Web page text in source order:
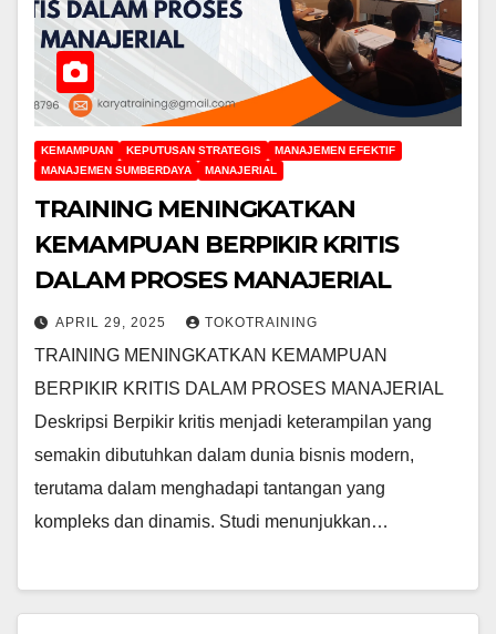
KEMAMPUAN KEPUTUSAN STRATEGIS
MANAJEMEN EFEKTIF
MANAJEMEN SUMBERDAYA
MANAJERIAL
TRAINING MENINGKATKAN
KEMAMPUAN BERPIKIR KRITIS
DALAM PROSES MANAJERIAL
APRIL 29, 2025 TOKOTRAINING
TRAINING MENINGKATKAN KEMAMPUAN
BERPIKIR KRITIS DALAM PROSES MANAJERIAL
Deskripsi Berpikir kritis menjadi keterampilan yang
semakin dibutuhkan dalam dunia bisnis modern,
terutama dalam menghadapi tantangan yang
kompleks dan dinamis. Studi menunjukkan…